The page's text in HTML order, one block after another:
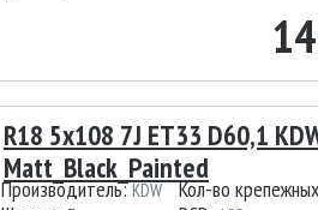
R18 5x108 7J ET33 D60,1
Matt_Black_Painted
Производитель:KDW
Кол-во